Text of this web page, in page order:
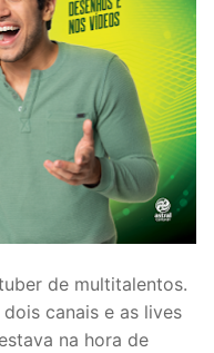
de multitalentos.
canais e as lives
na hora de